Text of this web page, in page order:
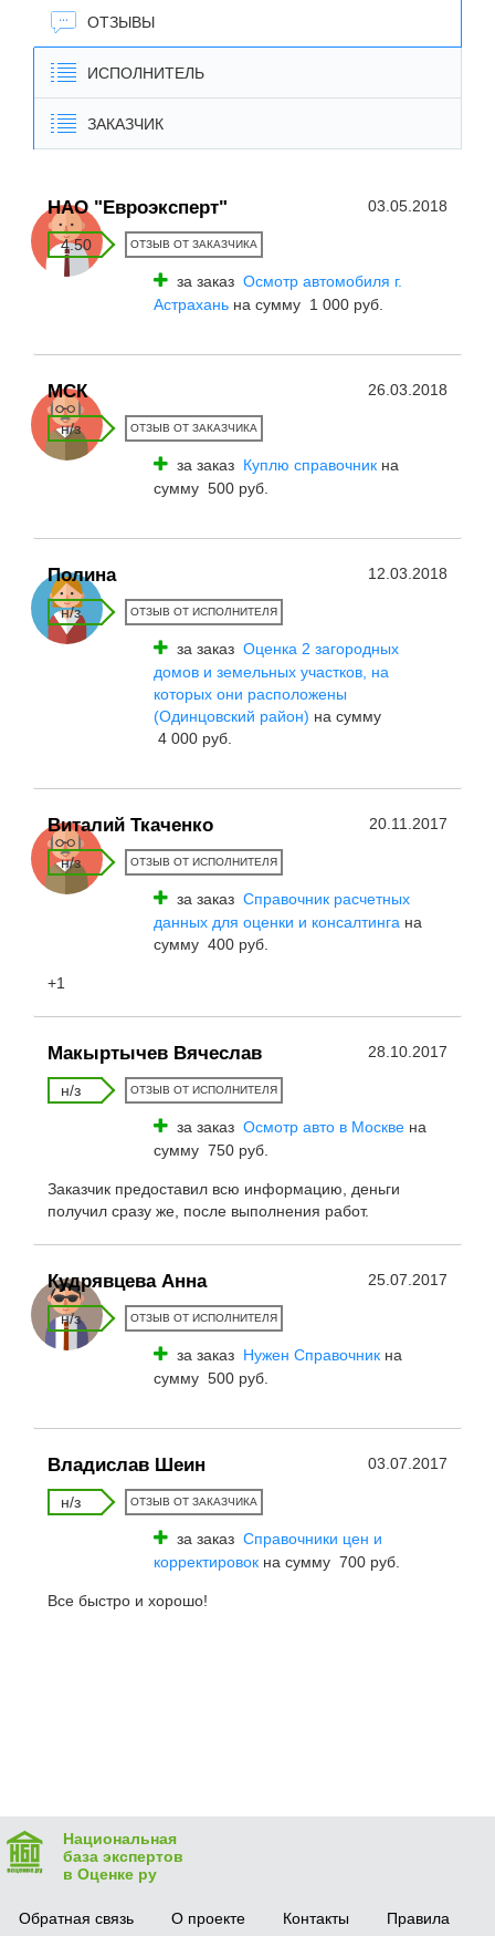
ОТЗЫВЫ
ИСПОЛНИТЕЛЬ
ЗАКАЗЧИК
НАО "Евроэксперт" 03.05.2018
4.50 ОТЗЫВ ОТ ЗАКАЗЧИКА
за заказ Осмотр автомобиля г.
Астрахань на сумму 1 000 руб.
МСК 26.03.2018
н/з ОТЗЫВ ОТ ЗАКАЗЧИКА
за заказ Куплю справочник на
сумму 500 руб.
Полина 12.03.2018
н/з ОТЗЫВ ОТ ИСПОЛНИТЕЛЯ
за заказ Оценка 2 загородных
домов и земельных участков, на
которых они расположены
(Одинцовский район) на сумму
4 000 руб.
Виталий Ткаченко 20.11.2017
н/з ОТЗЫВ ОТ ИСПОЛНИТЕЛЯ
за заказ Справочник расчетных
данных для оценки и консалтинга на
сумму 400 руб.
+1
Макыртычев Вячеслав 28.10.2017
н/з ОТЗЫВ ОТ ИСПОЛНИТЕЛЯ
за заказ Осмотр авто в Москве на
сумму 750 руб.
Заказчик предоставил всю информацию, деньги
получил сразу же, после выполнения работ.
Кудрявцева Анна 25.07.2017
н/з ОТЗЫВ ОТ ИСПОЛНИТЕЛЯ
за заказ Нужен Справочник на
сумму 500 руб.
Владислав Шеин 03.07.2017
н/з ОТЗЫВ ОТ ЗАКАЗЧИКА
за заказ Справочники цен и
корректировок на сумму 700 руб.
Все быстро и хорошо!
Национальная
база экспертов
в Оценке ру
Обратная связь О проекте Контакты Правила